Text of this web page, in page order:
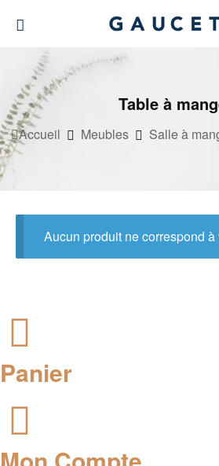
Table à
Accueil Meubles Salle à
Aucun produit ne correspond
Panier